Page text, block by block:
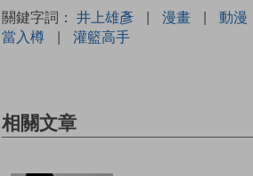
關鍵字詞： 井上雄彥 | 漫畫 | 動漫
當入樽
| 灌籃高手
相關文章